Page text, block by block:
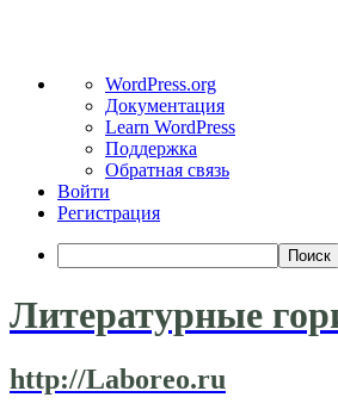
WordPress
WordPress.org
Документация
Learn WordPress
Поддержка
Обратная связь
Войти
Регистрация
Поиск
Литературные
http://Laboreo.ru